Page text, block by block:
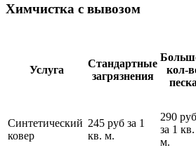
Химчистка с вывозом
Услуга
Стандартные
загрязнения
кол-
песка
Синтетический
ковер
245 руб за 1
кв. м.
290 руб
за 1 кв.
м.